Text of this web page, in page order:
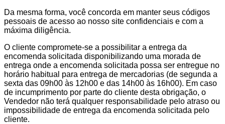
Da mesma forma, você concorda em manter seus códigos
pessoais de acesso ao nosso site confidenciais e com a
máxima diligência.
O cliente compromete-se a possibilitar a entrega da
encomenda solicitada disponibilizando uma morada de
entrega onde a encomenda solicitada possa ser entregue no
horário habitual para entrega de mercadorias (de segunda a
sexta das 09h00 às 12h00 e das 14h00 às 16h00). Em caso
de incumprimento por parte do cliente desta obrigação, o
Vendedor não terá qualquer responsabilidade pelo atraso ou
impossibilidade de entrega da encomenda solicitada pelo
cliente.